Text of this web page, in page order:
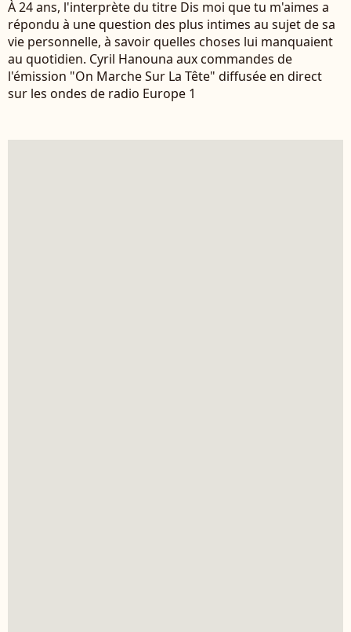
À 24 ans, l'interprète du titre Dis moi que tu m'aimes a
répondu à une question des plus intimes au sujet de sa
vie personnelle, à savoir quelles choses lui manquaient
au quotidien. Cyril Hanouna aux commandes de
l'émission "On Marche Sur La Tête" diffusée en direct
sur les ondes de radio Europe 1